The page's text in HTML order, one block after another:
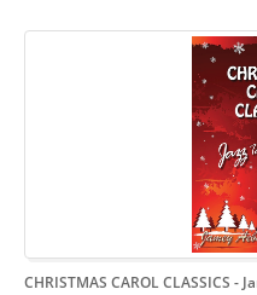
CHRISTMAS CAROL CLASSICS -